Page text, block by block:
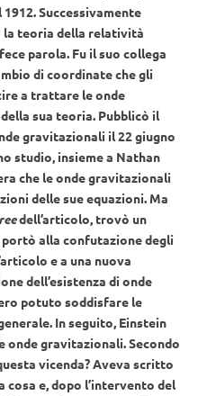
Successivamente
la teoria della relatività
parola. Fu il suo collega
di coordinate che gli
a trattare le onde
sua teoria. Pubblicò il
gravitazionali il 22 giugno
studio, insieme a Nathan
che le onde gravitazionali
delle sue equazioni. Ma
dell’articolo, trovò un
alla confutazione degli
e a una nuova
dell’esistenza di onde
potuto soddisfare le
In seguito, Einstein
onde gravitazionali. Secondo
vicenda? Aveva scritto
e, dopo l’intervento del